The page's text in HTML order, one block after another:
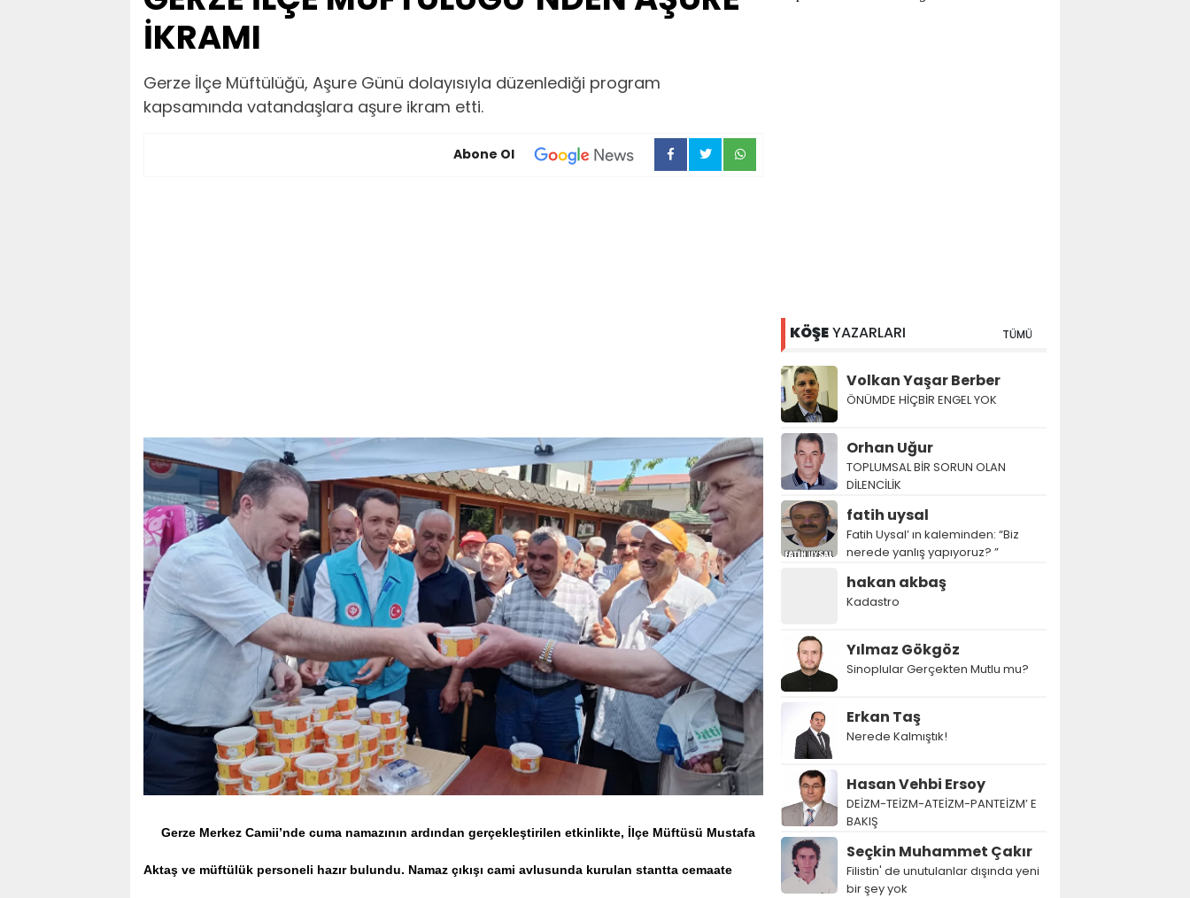
İKRAMI
Gerze İlçe Müftülüğü, Aşure Günü dolayısıyla düzenlediği program
kapsamında vatandaşlara aşure ikram etti.
Abone Ol
Gerze Merkez Camii’nde cuma namazının ardından gerçekleştirilen etkinlikte, İlçe Müftüsü Mustafa
Aktaş ve müftülük personeli hazır bulundu. Namaz çıkışı cami avlusunda kurulan stantta cemaate
KÖŞEYAZARLARI TÜMÜ
Volkan Yaşar Berber
ÖNÜMDE HİÇBİR ENGEL YOK
Orhan Uğur
TOPLUMSAL BİR SORUN OLAN
DİLENCİLİK
fatih uysal
Fatih Uysal’ ın kaleminden: “Biz
nerede yanlış yapıyoruz? ”
hakan akbaş
Kadastro
Yılmaz Gökgöz
Sinoplular Gerçekten Mutlu mu?
Erkan Taş
Nerede Kalmıştık!
Hasan Vehbi Ersoy
DEİZM-TEİZM-ATEİZM-PANTEİZM’ E
BAKIŞ
Seçkin Muhammet Çakır
Filistin' de unutulanlar dışında yeni
bir şey yok